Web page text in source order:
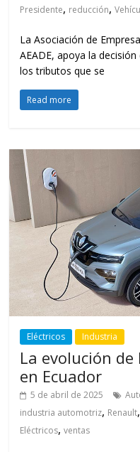
Presidente, reducción,
La Asociación de
AEADE, apoya la
los tributos que se
Read more
Eléctricos Industria
La evolución
en Ecuador
5 de abril de 2025
industria automotriz, Renault,
Eléctricos,ventas